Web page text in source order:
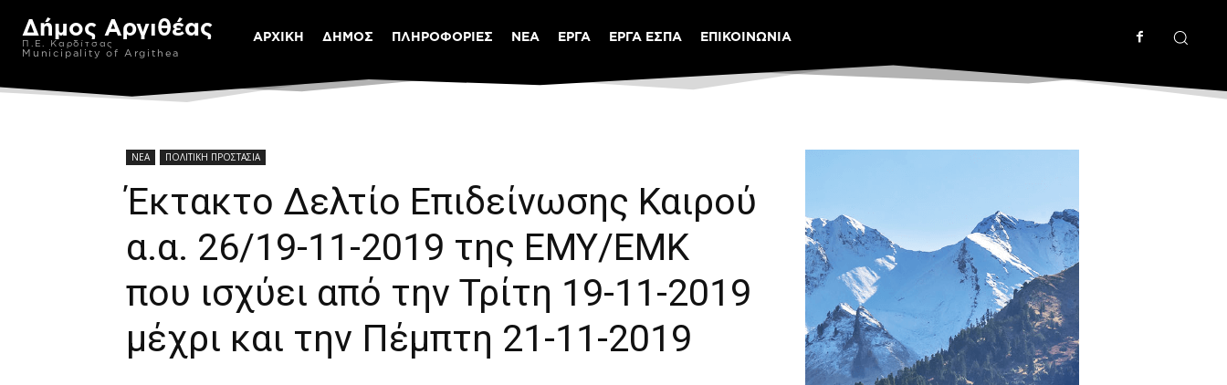
Δήμος Αργιθέας
Π.Ε. Καρδίτσας
Municipality of Argithea
ΑΡΧΙΚΗ ΔΗΜΟΣ ΠΛΗΡΟΦΟΡΙΕΣ ΝΕΑ ΕΡΓΑ ΕΡΓΑ ΕΣΠΑ ΕΠΙΚΟΙΝΩΝΙΑ
ΝΕΑ ΠΟΛΙΤΙΚΗ ΠΡΟΣΤΑΣΙΑ
Έκτακτο Δελτίο Επιδείνωσης Καιρού
α.α. 26/19-11-2019 της ΕΜΥ/ΕΜΚ
που ισχύει από την Τρίτη 19-11-2019
μέχρι και την Πέμπτη 21-11-2019